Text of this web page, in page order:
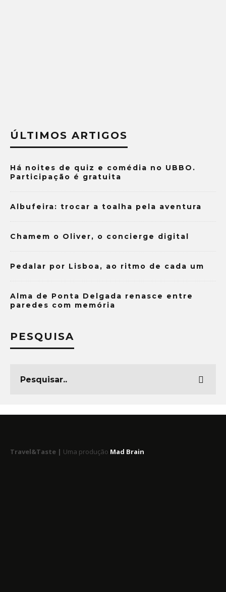
ÚLTIMOS ARTIGOS
Há noites de quiz e comédia no UBBO.
Participação é gratuita
Albufeira: trocar a toalha pela aventura
Chamem o Oliver, o concierge digital
Pedalar por Lisboa, ao ritmo de cada um
Alma de Ponta Delgada renasce entre
paredes com memória
PESQUISA
Travel&Taste | Uma produção Mad Brain